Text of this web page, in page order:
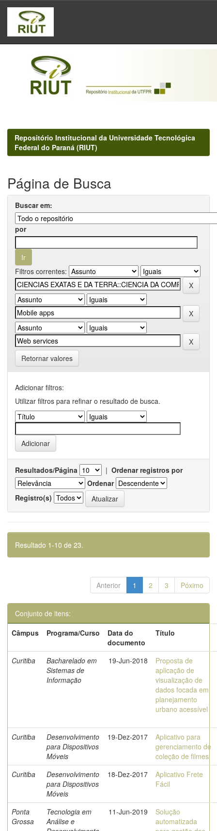
Skip
navigation
Repositório Institucional da Universidade Tecnológica
Federal do Paraná (RIUT)
Página de Busca
Buscar em:
por
Filtros correntes:
Retornar valores
Adicionar filtros:
Utilizar filtros para refinar o resultado de busca.
Resultados/Página | Ordenar registros por
Ordenar
Registro(s)
Resultado 1-10 de 23.
Anterior 1 2 3 Póximo
Conjunto de itens:
Câmpus
Programa/Curso
Data do
documento
Título
Curitiba
Bacharelado em
Sistemas de
Informação
19-Jun-2018
Proposta de
aplicação de
visualização de
dados focada em
planejamento
urbano acessível
Curitiba
Desenvolvimento
para Dispositivos
Móveis
19-Dez-2017
Aplicativo para
gerenciamento de
coleção de filmes
Curitiba
Desenvolvimento
para Dispositivos
Móveis
18-Dez-2017
Aplicativo Frete
Fácil
Ponta
Grossa
Tecnologia em
Análise e
11-Jun-2019
Solução
automatizada